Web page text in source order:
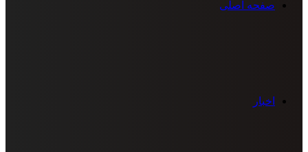
صفحه اصلی
اخبار